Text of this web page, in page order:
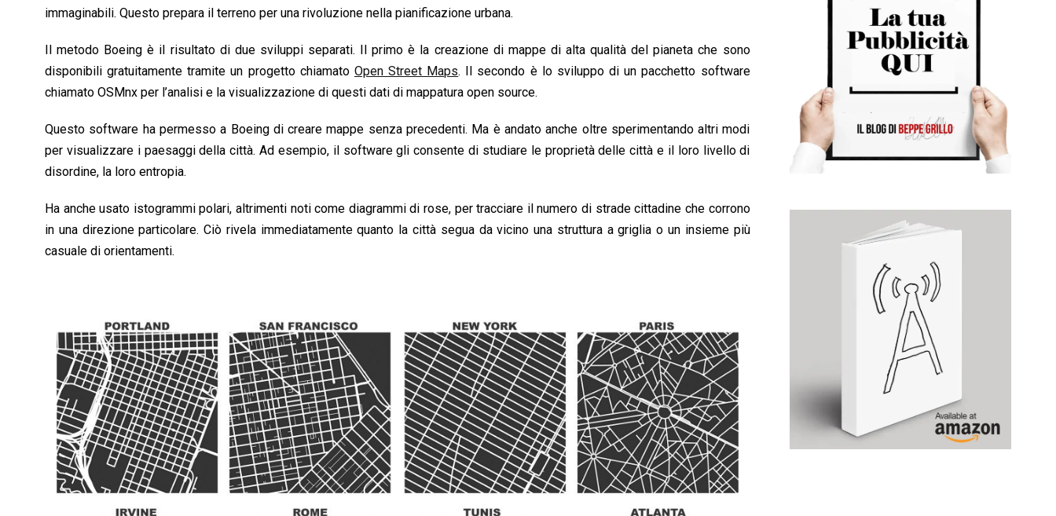
immaginabili. Questo prepara il terreno per una rivoluzione nella pianificazione urbana.
Il metodo Boeing è il risultato di due sviluppi separati. Il primo è la creazione di mappe di alta qualità del pianeta che sono
disponibili gratuitamente tramite un progetto chiamato Open Street Maps. Il secondo è lo sviluppo di un pacchetto software
chiamato OSMnx per l’analisi e la visualizzazione di questi dati di mappatura open source.
Questo software ha permesso a Boeing di creare mappe senza precedenti. Ma è andato anche oltre sperimentando altri modi
per visualizzare i paesaggi della città. Ad esempio, il software gli consente di studiare le proprietà delle città e il loro livello di
disordine, la loro entropia.
Ha anche usato istogrammi polari, altrimenti noti come diagrammi di rose, per tracciare il numero di strade cittadine che corrono
in una direzione particolare. Ciò rivela immediatamente quanto la città segua da vicino una struttura a griglia o un insieme più
casuale di orientamenti.